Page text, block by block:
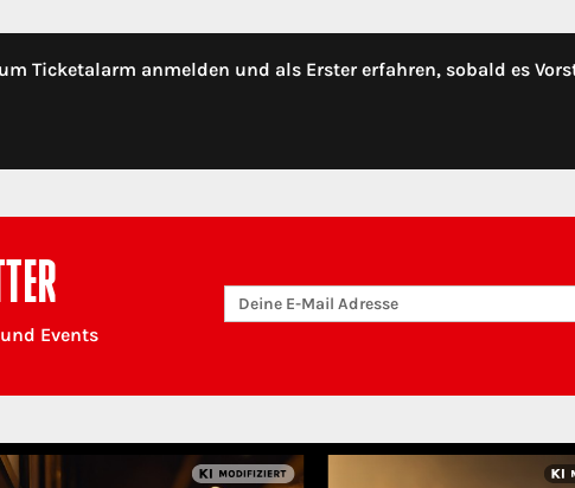
Ticketalarm anmelden und als Erster erfahren, sobald es
Events